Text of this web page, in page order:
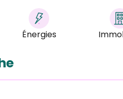
Énergies